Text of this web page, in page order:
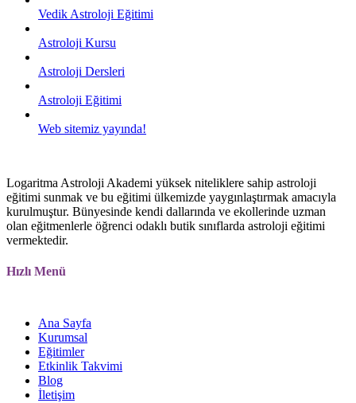
Vedik Astroloji Eğitimi
Astroloji Kursu
Astroloji Dersleri
Astroloji Eğitimi
Web sitemiz yayında!
Logaritma Astroloji Akademi yüksek niteliklere sahip astroloji
eğitimi sunmak ve bu eğitimi ülkemizde yaygınlaştırmak amacıyla
kurulmuştur. Bünyesinde kendi dallarında ve ekollerinde uzman
olan eğitmenlerle öğrenci odaklı butik sınıflarda astroloji eğitimi
vermektedir.
Hızlı Menü
Ana Sayfa
Kurumsal
Eğitimler
Etkinlik Takvimi
Blog
İletişim